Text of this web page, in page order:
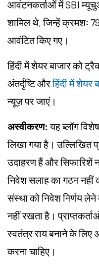
आवंटनकर्ताओं में SBI
शामिल थे, जिन्हें क्रमशः
आवंटित किए गए।
हिंदी में शेयर बाजार को
अंतर्दृष्टि औरहिंदी में शेयर
न्यूज़ पर जाएं।
अस्वीकरण: यह ब्लॉग
लिखा गया है। उल्लिखित
उदाहरण हैं और सिफारिशें
निवेश सलाह का गठन नहीं
संस्था को निवेश निर्णय
नहीं रखता है।
स्वतंत्र राय बनाने के
करना चाहिए।